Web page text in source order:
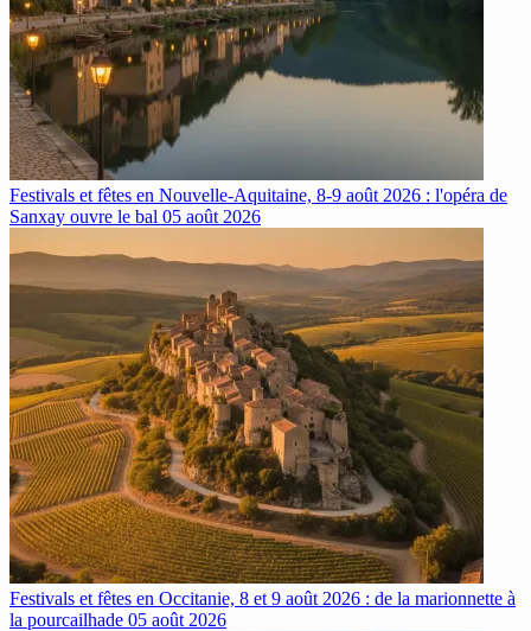
Festivals et fêtes en Nouvelle-Aquitaine, 8-9 août 2026 : l'opéra de
Sanxay ouvre le bal 05 août 2026
Festivals et fêtes en Occitanie, 8 et 9 août 2026 : de la marionnette à
la pourcailhade 05 août 2026